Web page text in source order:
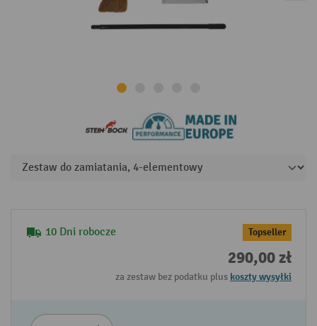
10 Dni robocze Topseller
290,00 zł
za zestaw bez podatku plus koszty wysyłki